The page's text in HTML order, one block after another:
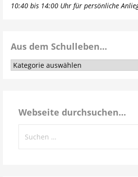
10:40 bis 14:00 Uhr für persönliche
Aus dem Schulleben…
Aus
Webseite durchsuchen…
nach: